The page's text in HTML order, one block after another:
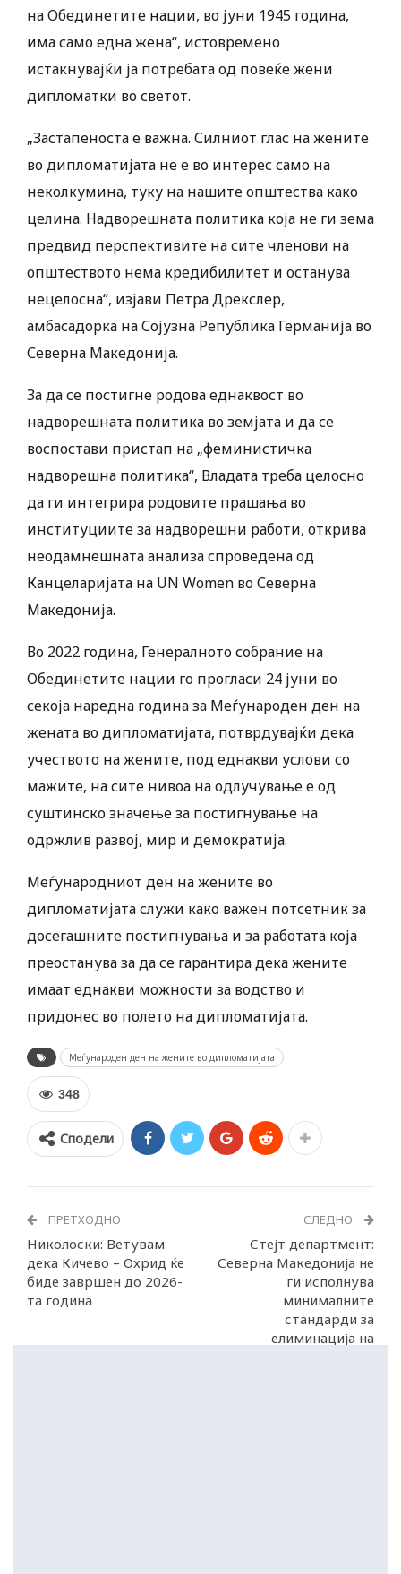
на Обединетите нации, во јуни 1945 година,
има само една жена“, истовремено
истакнувајќи ја потребата од повеќе жени
дипломатки во светот.
„Застапеноста е важна. Силниот глас на жените
во дипломатијата не е во интерес само на
неколкумина, туку на нашите општества како
целина. Надворешната политика која не ги зема
предвид перспективите на сите членови на
општеството нема кредибилитет и останува
нецелосна“, изјави Петра Дрекслер,
амбасадорка на Сојузна Република Германија во
Северна Македонија.
За да се постигне родова еднаквост во
надворешната политика во земјата и да се
воспостави пристап на „феминистичка
надворешна политика“, Владата треба целосно
да ги интегрира родовите прашања во
институциите за надворешни работи, открива
неодамнешната анализа спроведена од
Канцеларијата на UN Women во Северна
Македонија.
Во 2022 година, Генералното собрание на
Обединетите нации го прогласи 24 јуни во
секоја наредна година за Меѓународен ден на
жената во дипломатијата, потврдувајќи дека
учеството на жените, под еднакви услови со
мажите, на сите нивоа на одлучување е од
суштинско значење за постигнување на
одржлив развој, мир и демократија.
Меѓународниот ден на жените во
дипломатијата служи како важен потсетник за
досегашните постигнувања и за работата која
преостанува за да се гарантира дека жените
имаат еднакви можности за водство и
придонес во полето на дипломатијата.
Меѓународен ден на жените во дипломатијата
348
Сподели
ПРЕТХОДНО
Николоски: Ветувам
дека Кичево – Охрид ќе
биде завршен до 2026-
та година
СЛЕДНО
Стејт департмент:
Северна Македонија не
ги исполнува
минималните
стандарди за
елиминација на